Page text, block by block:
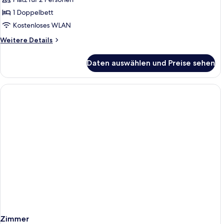
Luxury
Suite
anzeigen
1 Doppelbett
Kostenloses WLAN
Weitere Details
Weitere
Luxury
Suite
Daten auswählen und Preise sehen
Zimmer